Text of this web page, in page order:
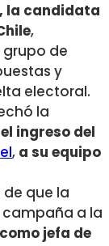
, la candidata
,
grupo de
y
electoral.
la
el ingreso del
, a su equipo
que la
campaña a la
como jefa de